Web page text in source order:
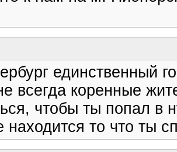
единственный
всегда коренные
чтобы ты попал в
находится то что ты